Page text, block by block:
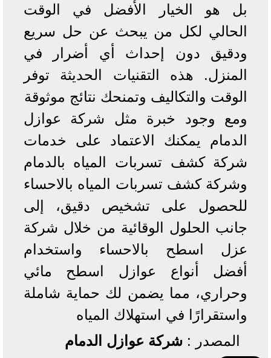
بل هو الخيار الأفضل في الوقت
الحالي لكل من يبحث عن حل سريع
ودقيق دون إحداث أي أضرار في
المنزل. هذه التقنيات الحديثة توفر
الوقت والتكاليف وتمنحك نتائج موثوقة
ومع وجود خبرة مثل شركة عوازل
الدمام يمكنك الاعتماد على خدمات
شركة كشف تسربات المياه بالدمام
وشركة كشف تسربات المياه بالاحساء
للحصول على تشخيص دقيق، إلى
جانب الحلول الوقائية من خلال شركة
عزل اسطح بالاحساء واستخدام
أفضل أنواع عوازل اسطح مائي
وحراري، مما يضمن لك حماية شاملة
واستقرارًا في استهلاك المياه
المصدر : شركة عوازل الدمام